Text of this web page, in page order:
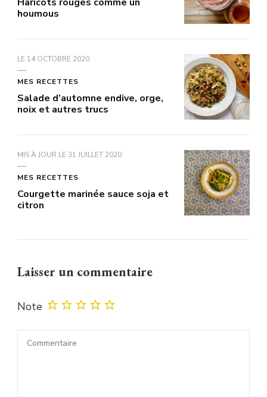
houmous
LE 14 OCTOBRE 2020
MES RECETTES
Salade d’automne endive, orge,
noix et autres trucs
MIS À JOUR LE 31 JUILLET 2020
MES RECETTES
Courgette marinée sauce soja et
citron
Laisser un commentaire
Note